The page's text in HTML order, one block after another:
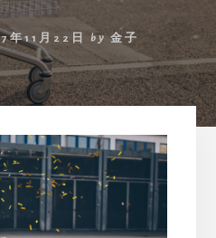
年11月22日 by 金子